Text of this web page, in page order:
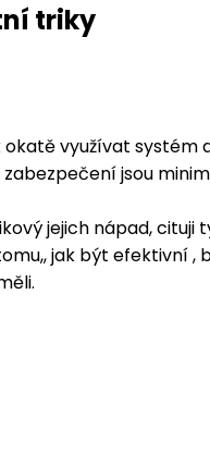
triky
využívat systém
jsou
jejich nápad, cituji
jak být efektivní ,